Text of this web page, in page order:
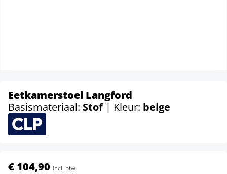
Eetkamerstoel Langford
Basismateriaal: Stof | Kleur: beige
€ 104,90 incl. btw